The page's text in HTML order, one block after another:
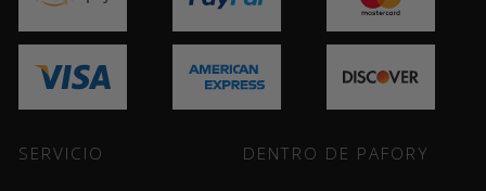
SERVICIO DENTRO DE PAFORY